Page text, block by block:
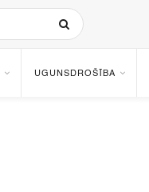
UGUNSDROŠĪBA